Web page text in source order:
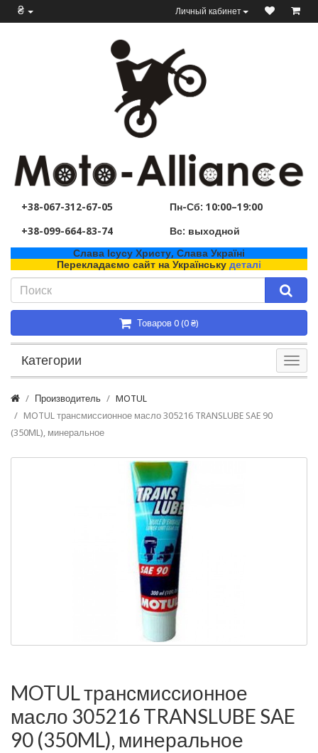
₴ Личный кабинет
+38-067-312-67-05
+38-099-664-83-74
Пн-Сб: 10:00–19:00
Вс: выходной
Слава Ісусу Христу, Слава Україні
Перекладаємо сайт на Українську деталі
Товаров 0 (0 ₴)
Категории
Производитель
MOTUL
MOTUL трансмиссионное масло 305216 TRANSLUBE SAE 90
(350ML), минеральное
MOTUL трансмиссионное
масло 305216 TRANSLUBE SAE
90 (350ML), минеральное